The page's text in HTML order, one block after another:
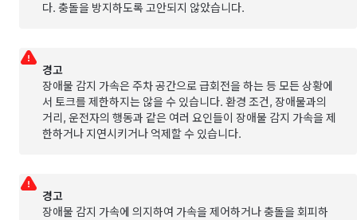
다. 충돌을 방지하도록 고안되지 않았습니다.
경고
장애물 감지 가속은 주차 공간으로 급회전을 하는 등 모든 상황에
서 토크를 제한하지는 않을 수 있습니다. 환경 조건, 장애물과의
거리, 운전자의 행동과 같은 여러 요인들이 장애물 감지 가속을 제
한하거나 지연시키거나 억제할 수 있습니다.
경고
장애물 감지 가속에 의지하여 가속을 제어하거나 충돌을 회피하